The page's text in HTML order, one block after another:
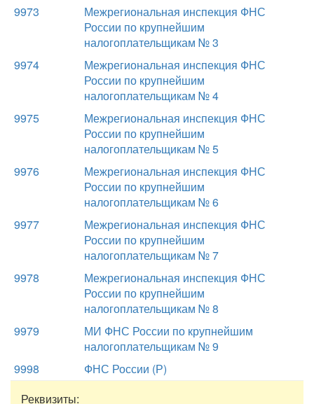
9973
Межрегиональная инспекция ФНС
России по крупнейшим
налогоплательщикам № 3
9974
Межрегиональная инспекция ФНС
России по крупнейшим
налогоплательщикам № 4
9975
Межрегиональная инспекция ФНС
России по крупнейшим
налогоплательщикам № 5
9976
Межрегиональная инспекция ФНС
России по крупнейшим
налогоплательщикам № 6
9977
Межрегиональная инспекция ФНС
России по крупнейшим
налогоплательщикам № 7
9978
Межрегиональная инспекция ФНС
России по крупнейшим
налогоплательщикам № 8
9979
МИ ФНС России по крупнейшим
налогоплательщикам № 9
9998
ФНС России (Р)
Реквизиты: